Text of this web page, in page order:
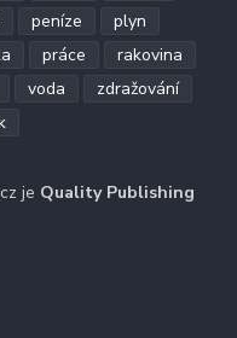
peníze
plyn
práce
rakovina
voda
zdražování
je Quality Publishing